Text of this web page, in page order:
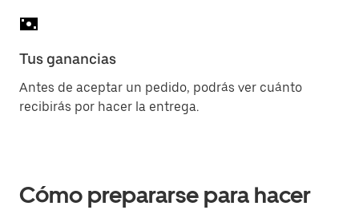
Tus ganancias
Antes de aceptar un pedido, podrás ver cuánto
recibirás por hacer la entrega.
Cómo prepararse para hacer